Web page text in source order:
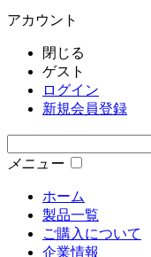
アカウント
閉じる
ゲスト
ログイン
新規会員登録
メニュー
ホーム
製品一覧
ご購入について
企業情報